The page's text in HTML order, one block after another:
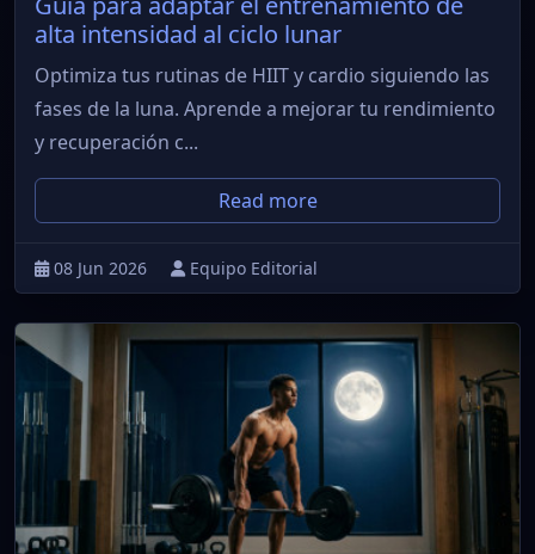
alta intensidad al ciclo lunar
Optimiza tus rutinas de HIIT y cardio siguiendo las
fases de la luna. Aprende a mejorar tu rendimiento
y recuperación c...
Read more
08 Jun 2026 Equipo Editorial